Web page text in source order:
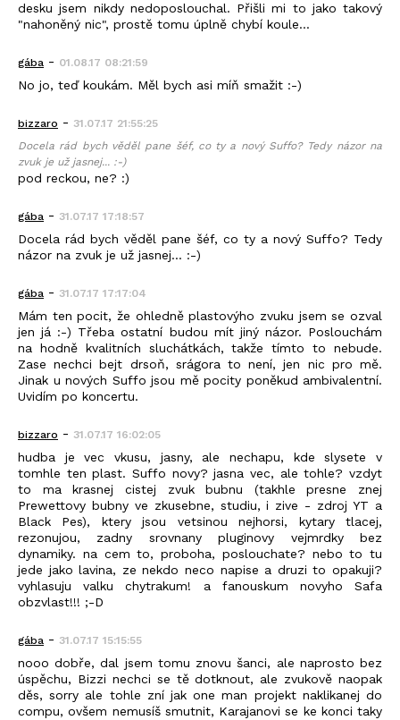
desku jsem nikdy nedoposlouchal. Přišli mi to jako takový
"nahoněný nic", prostě tomu úplně chybí koule...
gába - 01.08.17 08:21:59
No jo, teď koukám. Měl bych asi míň smažit :-)
bizzaro - 31.07.17 21:55:25
Docela rád bych věděl pane šéf, co ty a nový Suffo? Tedy názor na
zvuk je už jasnej... :-)
pod reckou, ne? :)
gába - 31.07.17 17:18:57
Docela rád bych věděl pane šéf, co ty a nový Suffo? Tedy
názor na zvuk je už jasnej... :-)
gába - 31.07.17 17:17:04
Mám ten pocit, že ohledně plastovýho zvuku jsem se ozval
jen já :-) Třeba ostatní budou mít jiný názor. Poslouchám
na hodně kvalitních sluchátkách, takže tímto to nebude.
Zase nechci bejt drsoň, srágora to není, jen nic pro mě.
Jinak u nových Suffo jsou mě pocity poněkud ambivalentní.
Uvidím po koncertu.
bizzaro - 31.07.17 16:02:05
hudba je vec vkusu, jasny, ale nechapu, kde slysete v
tomhle ten plast. Suffo novy? jasna vec, ale tohle? vzdyt
to ma krasnej cistej zvuk bubnu (takhle presne znej
Prewettovy bubny ve zkusebne, studiu, i zive - zdroj YT a
Black Pes), ktery jsou vetsinou nejhorsi, kytary tlacej,
rezonujou, zadny srovnany pluginovy vejmrdky bez
dynamiky. na cem to, proboha, poslouchate? nebo to tu
jede jako lavina, ze nekdo neco napise a druzi to opakuji?
vyhlasuju valku chytrakum! a fanouskum novyho Safa
obzvlast!!! ;-D
gába - 31.07.17 15:15:55
nooo dobře, dal jsem tomu znovu šanci, ale naprosto bez
úspěchu, Bizzi nechci se tě dotknout, ale zvukově naopak
děs, sorry ale tohle zní jak one man projekt naklikanej do
compu, ovšem nemusíš smutnit, Karajanovi se ke konci taky